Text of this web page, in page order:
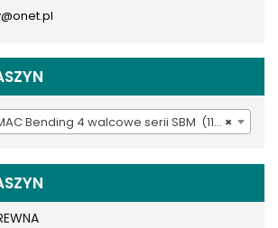
×
4 walcowe serii SBM (110)